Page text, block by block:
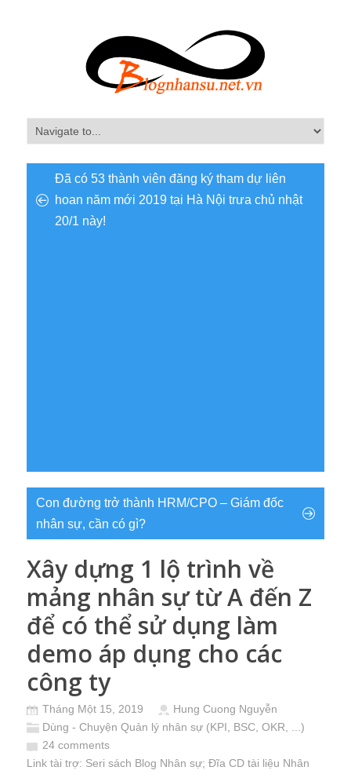
Đã có 53 thành viên đăng ký tham dự liên
hoan năm mới 2019 tại Hà Nội trưa chủ nhật
20/1 này!
Con đường trở thành HRM/CPO – Giám đốc
nhân sự, cần có gì?
Xây dựng 1 lộ trình về
mảng nhân sự từ A đến Z
để có thể sử dụng làm
demo áp dụng cho các
công ty
Tháng Một 15, 2019
Hung Cuong Nguyễn
Dùng - Chuyện Quản lý nhân sự (KPI, BSC, OKR, ...)
24 comments
Link tài trợ: Seri sách Blog Nhân sự; Đĩa CD tài liệu Nhân